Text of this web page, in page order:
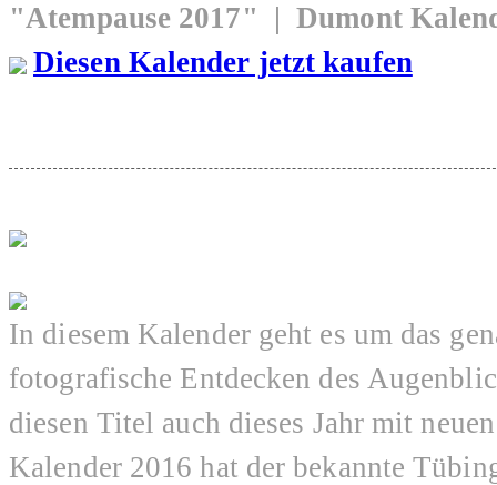
"Atempause 2017" | Dumont
Diesen Kalender jetzt kaufen
In diesem Kalender geht es um das
fotografische Entdecken des
diesen Titel auch dieses Jahr mit
Kalender 2016 hat der bekannte